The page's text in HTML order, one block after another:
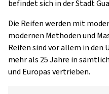
befindet sich in der Stadt
Die Reifen werden mit
modernen Methoden und
Reifen sind vor allem in den
mehr als 25 Jahre in
und Europas vertrieben.